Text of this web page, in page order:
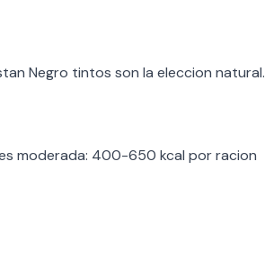
Negro tintos son la eleccion natural.
moderada: 400-650 kcal por racion